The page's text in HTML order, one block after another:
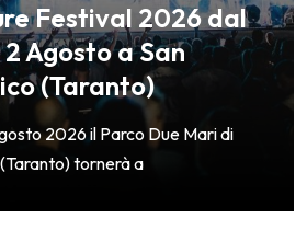
Festival 2026 dal
Agosto a San
(Taranto)
2026 il Parco Due Mari di
tornerà a